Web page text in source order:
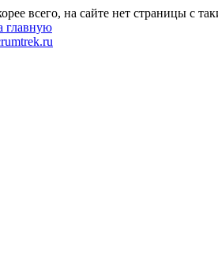
всего, на сайте нет страницы с
главную